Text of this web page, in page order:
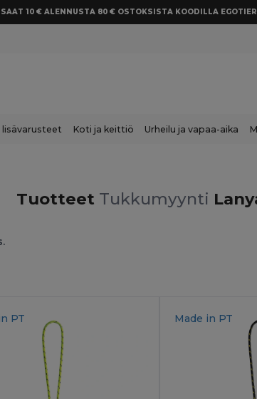
10 € ALENNUSTA 80 € OSTOKSISTA KOODILLA
lisävarusteet Koti ja keittiö Urheilu ja vapaa-aika
Tuotteet Tukkumyynti
PT Made in PT